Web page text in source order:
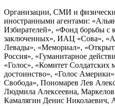
Организации, СМИ и
иностранными агентами:
Избирателей», «Фонд борьбы с
заключенных», ИАЦ «Сова»,
Левады», «Мемориал»,
Россия», «Гуманитарное
«Голос», «Комитет Солдатских
достоинство», «Голос
Свобода», Пономарев Лев
Людмила Алексеевна,
Камалягин Денис Николаевич,